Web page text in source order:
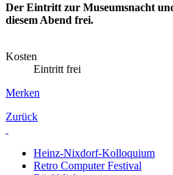
Der Eintritt zur Museumsnacht
diesem Abend frei.
Kosten
Eintritt frei
Merken
Zurück
Heinz-Nixdorf-Kolloquium
Retro Computer Festival